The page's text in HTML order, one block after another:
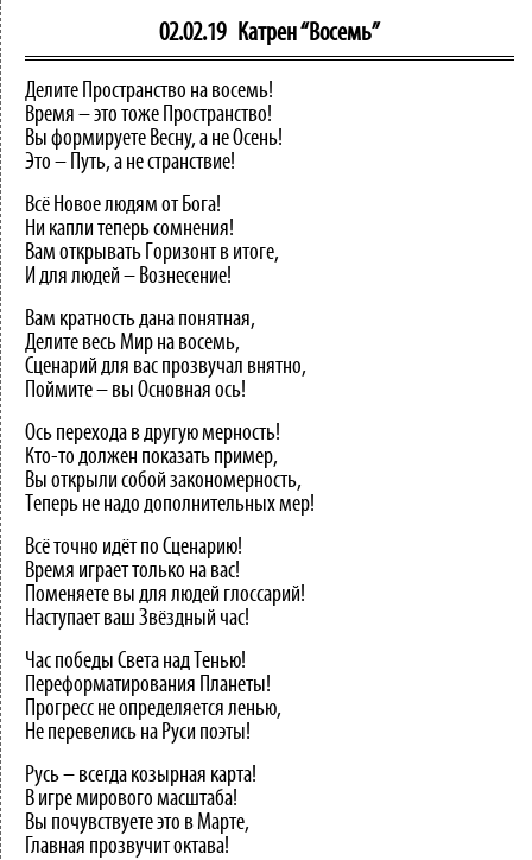
02.02.19 Катрен “Восемь”
Делите Пространство на восемь!
Время – это тоже Пространство!
Вы формируете Весну, а не Осень!
Это – Путь, а не странствие!
Всё Новое людям от Бога!
Ни капли теперь сомнения!
Вам открывать Горизонт в итоге,
И для людей – Вознесение!
Вам кратность дана понятная,
Делите весь Мир на восемь,
Сценарий для вас прозвучал внятно,
Поймите – вы Основная ось!
Ось перехода в другую мерность!
Кто-то должен показать пример,
Вы открыли собой закономерность,
Теперь не надо дополнительных мер!
Всё точно идёт по Сценарию!
Время играет только на вас!
Поменяете вы для людей глоссарий!
Наступает ваш Звёздный час!
Час победы Света над Тенью!
Переформатирования Планеты!
Прогресс не определяется ленью,
Не перевелись на Руси поэты!
Русь – всегда козырная карта!
В игре мирового масштаба!
Вы почувствуете это в Марте,
Главная прозвучит октава!